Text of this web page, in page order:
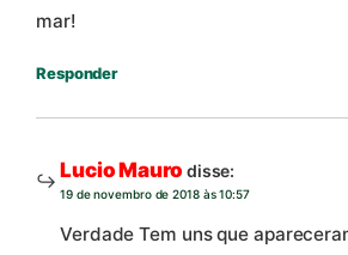
mar!
Responder
Lucio Mauro disse:
19 de novembro de 2018 às 10:57
Verdade Tem uns que